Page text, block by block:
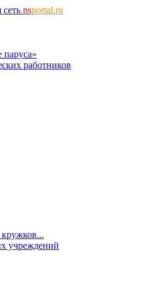
сеть nsportal.ru
работников
учреждений